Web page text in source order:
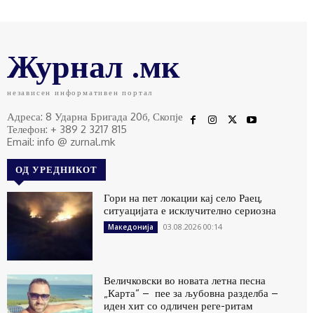
Журнал .мк
независен информативен портал
Адреса: 8 Ударна Бригада 20б, Скопје
Телефон: + 389 2 3217 815
Email: info @ zurnal.mk
ОД УРЕДНИКОТ
Гори на пет локации кај село Раец,
ситуацијата е исклучително сериозна
Македонија 03.08.2026 00:14
Величковски во новата летна песна
„Карта“ – пее за љубовна разделба –
иден хит со одличен реге-ритам